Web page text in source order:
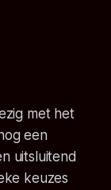
met het
een
uitsluitend
keuzes